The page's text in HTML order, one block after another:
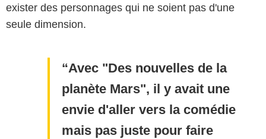
exister des personnages qui ne soient pas d'une
seule dimension.
Avec "Des nouvelles de la
planète Mars", il y avait une
envie d'aller vers la comédie
mais pas juste pour faire